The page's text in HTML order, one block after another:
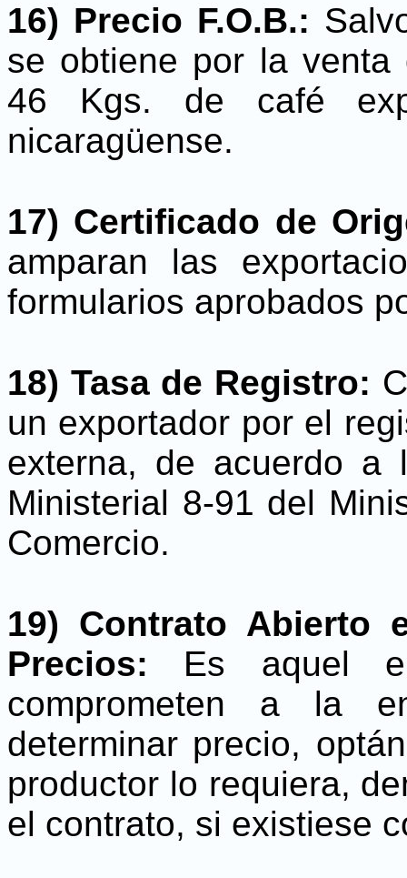
16) Precio F.O.B.:
se obtiene por la
46 Kgs. de café
nicaragüense.
17) Certificado de
amparan las
formularios aprobados
18) Tasa de Registro:
un exportador por el
externa, de acuerdo a
Ministerial 8-91 del
Comercio.
19) Contrato Abierto
Precios: Es aquel
comprometen a la
determinar precio,
productor lo requiera,
el contrato, si existiese